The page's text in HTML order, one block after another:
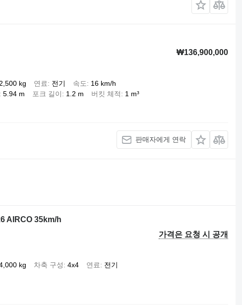
₩136,900,000
2,500 kg 연료 전기 속도
16 km/h
5.94 m 포크 길이 1.2 m 버킷 체적 1 m³
판매자에게 연락
AIRCO 35km/h
가격은 요청 시 공개
kg 차축 구성 4x4 연료
전기